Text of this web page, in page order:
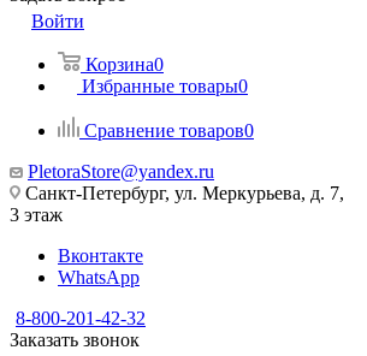
Войти
Корзина0
Избранные товары0
Сравнение товаров0
PletoraStore@yandex.ru
Санкт-Петербург, ул. Меркурьева, д. 7,
3 этаж
Вконтакте
WhatsApp
8-800-201-42-32
Заказать звонок